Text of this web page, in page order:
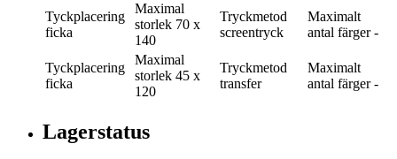
Tyckplacering
ficka
Maximal
storlek 70 x
140
Tryckmetod
screentryck
Maximalt
antal färger -
Tyckplacering
ficka
Maximal
storlek 45 x
120
Tryckmetod
transfer
Maximalt
antal färger -
Lagerstatus